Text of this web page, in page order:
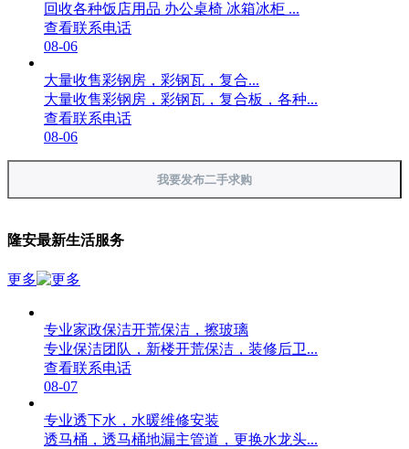
回收各种饭店用品 办公桌椅 冰箱冰柜 ...
查看联系电话
08-06
大量收售彩钢房，彩钢瓦，复合...
大量收售彩钢房，彩钢瓦，复合板，各种...
查看联系电话
08-06
我要发布二手求购
隆安最新生活服务
更多
专业家政保洁开荒保洁，擦玻璃
专业保洁团队，新楼开荒保洁，装修后卫...
查看联系电话
08-07
专业透下水，水暖维修安装
透马桶，透马桶地漏主管道，更换水龙头...